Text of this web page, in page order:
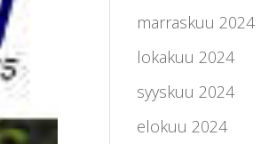
marraskuu 2024
lokakuu 2024
syyskuu 2024
elokuu 2024